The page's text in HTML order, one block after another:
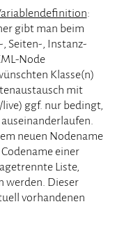
:
gibt man beim
Seiten-, Instanz-
Node
Klasse(n)
mit
ggf. nur bedingt,
neuen Nodename
einer
Liste,
werden. Dieser
vorhandenen